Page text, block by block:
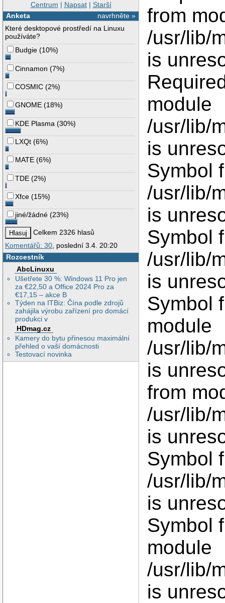
Centrum | Napsat| Starší
navrhněte »
Anketa
Které desktopové prostředí na Linuxu
používáte?
Budgie (10%)
Cinnamon (7%)
COSMIC (2%)
GNOME (18%)
KDE Plasma (30%)
LXQt (6%)
MATE (6%)
TDE (2%)
Xfce (15%)
jiné/žádné (23%)
Celkem 2326 hlasů
Komentářů: 30 , poslední 3.4. 20:20
Rozcestník
AbcLinuxu
Ušetřete 30 %: Windows 11 Pro jen
za €22,50 a Office 2024 Pro za
€17,15 – akce B
Týden na ITBiz: Čína podle zdrojů
zahájila výrobu zařízení pro domácí
produkci v
HDmag.cz
Kamery do bytu přinesou maximální
přehled o vaší domácnosti
Testovací novinka
from
/usr/lib/
is
module
/usr/lib/
is
Symbol
/usr/lib/
is
Symbol
/usr/lib/
is
Symbol
module
/usr/lib/
is
from
/usr/lib/
is
Symbol
/usr/lib/
is
Symbol
module
/usr/lib/
is